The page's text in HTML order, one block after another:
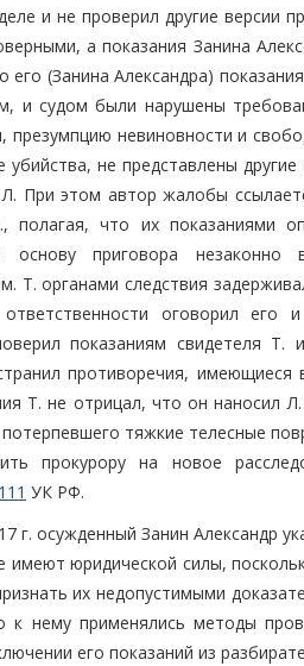
и не проверил другие версии
а показания Занина
(Занина Александра)
и судом были нарушены
презумпцию невиновности и
не представлены
При этом автор жалобы
полагая, что их показаниями
приговора незаконно
Т. органами следствия
оговорил
показаниям свидетеля
противоречия,
Т. не отрицал, что он наносил
тяжкие телесные
прокурору на новое
111 УК РФ.
г. осужденный Занин Александр
имеют юридической силы,
их недопустимыми
к нему применялись методы
его показаний из